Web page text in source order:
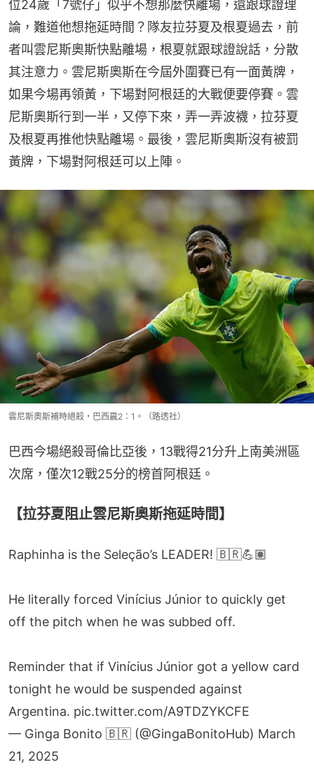
位24歲「7號仔」似乎不想那麼快離場，還跟球證理
論，難道他想拖延時間？隊友拉芬夏及根夏過去，前
者叫雲尼斯奧斯快點離場，根夏就跟球證說話，分散
其注意力。雲尼斯奧斯在今屆外圍賽已有一面黃牌，
如果今場再領黃，下場對阿根廷的大戰便要停賽。雲
尼斯奧斯行到一半，又停下來，弄一弄波襪，拉芬夏
及根夏再推他快點離場。最後，雲尼斯奧斯沒有被罰
黃牌，下場對阿根廷可以上陣。
雲尼斯奧斯補時絕殺，巴西贏2：1。（路透社）
巴西今場絕殺哥倫比亞後，13戰得21分升上南美洲區
次席，僅次12戰25分的榜首阿根廷。
【拉芬夏阻止雲尼斯奧斯拖延時間】
Raphinha is the Seleção’s LEADER! 🇧🇷💪🏽
He literally forced Vinícius Júnior to quickly get
off the pitch when he was subbed off.
Reminder that if Vinícius Júnior got a yellow card
tonight he would be suspended against
Argentina. pic.twitter.com/A9TDZYKCFE
— Ginga Bonito 🇧🇷 (@GingaBonitoHub) March
21, 2025